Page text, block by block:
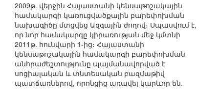
2009թ. վերջին Հայաստանի կենսաթոշակային
համակարգի կառուցվածքային բարեփոխման
նախագիծը մտցվեց Ազգային ժողով։ Սպասվում է,
որ նոր համակարգը կիրառության մեջ կմտնի
2011թ. հունվարի 1-ից։ Հայաստանի
կենսաթոշակային համակարգի բարեփոխման
անհրաժեշտությունը պայմանավորված է
սոցիալական և տնտեսական բազմաթիվ
պատճառներով, որոնցից առավել կարևոր են.